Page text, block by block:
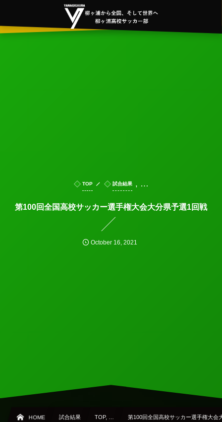
TOP 試合結果 , …
第100回全国高校サッカー選手権大会大分県予選1回戦
October 16 ,2021
HOME 試合結果 TOP, … 第100回全国高校サッカー選手権大会